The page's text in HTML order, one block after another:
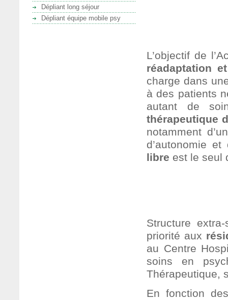
Dépliant long séjour
Dépliant équipe mobile psy
L’objectif de
réadaptation
charge dans
à des patients
autant de
thérapeutique
notamment
d’autonomie
libre est le seul
Structure
priorité aux
au Centre
soins en
Thérapeutique,
En fonction